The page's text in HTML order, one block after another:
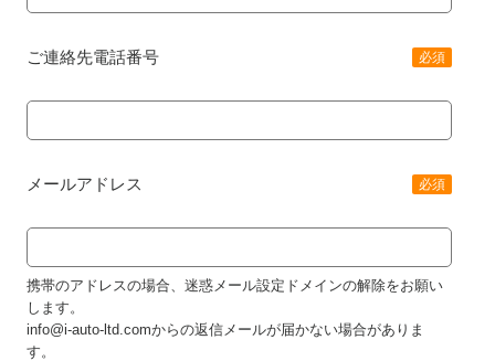
ご連絡先電話番号 必須
メールアドレス 必須
携帯のアドレスの場合、迷惑メール設定ドメインの解除をお願い
します。
info@i-auto-ltd.comからの返信メールが届かない場合がありま
す。